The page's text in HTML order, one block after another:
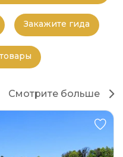
Закажите гида
Смотрите больше